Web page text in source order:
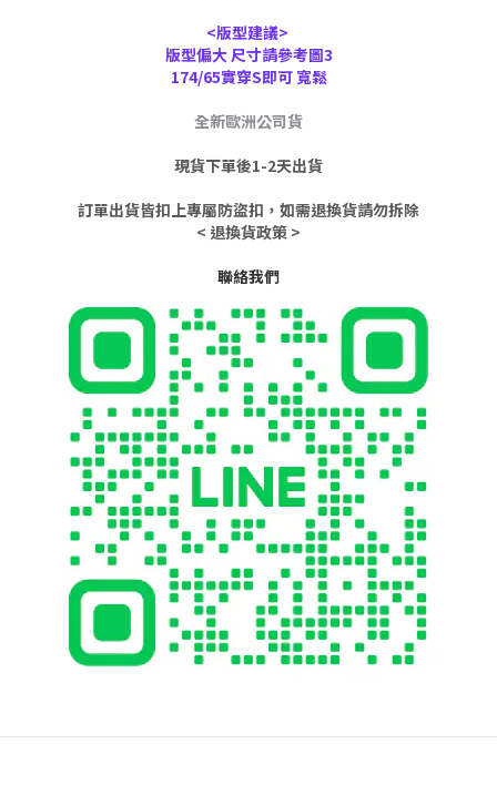
<版型建議>
版型偏大 尺寸請參考圖3
174/65實穿S即可 寬鬆
全新歐洲公司貨
現貨下單後1-2天出貨
訂單出貨皆扣上專屬防盜扣，如需退換貨請勿拆除
< 退換貨政策 >
聯絡我們